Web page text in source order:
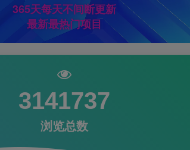
365天每天不间断更新
最新最热门项目
3141737
浏览总数